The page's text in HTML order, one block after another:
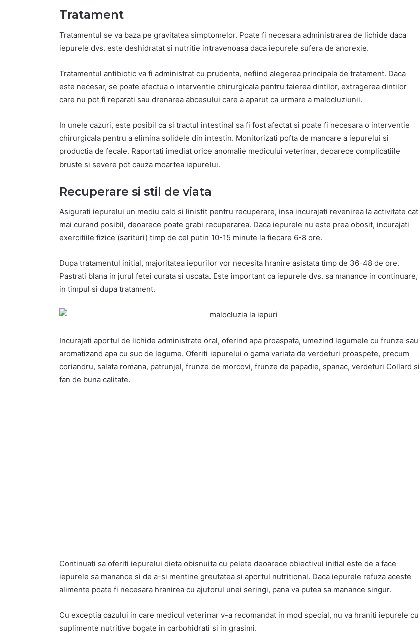
Tratament
Tratamentul se va baza pe gravitatea simptomelor. Poate fi necesara administrarea de lichide daca
iepurele dvs. este deshidratat si nutritie intravenoasa daca iepurele sufera de anorexie.
Tratamentul antibiotic va fi administrat cu prudenta, nefiind alegerea principala de tratament. Daca
este necesar, se poate efectua o interventie chirurgicala pentru taierea dintilor, extragerea dintilor
care nu pot fi reparati sau drenarea abcesului care a aparut ca urmare a malocluziunii.
In unele cazuri, este posibil ca si tractul intestinal sa fi fost afectat si poate fi necesara o interventie
chirurgicala pentru a elimina solidele din intestin. Monitorizati pofta de mancare a iepurelui si
productia de fecale. Raportati imediat orice anomalie medicului veterinar, deoarece complicatiile
bruste si severe pot cauza moartea iepurelui.
Recuperare si stil de viata
Asigurati iepurelui un mediu cald si linistit pentru recuperare, insa incurajati revenirea la activitate cat
mai curand posibil, deoarece poate grabi recuperarea. Daca iepurele nu este prea obosit, incurajati
exercitiile fizice (sarituri) timp de cel putin 10-15 minute la fiecare 6-8 ore.
Dupa tratamentul initial, majoritatea iepurilor vor necesita hranire asistata timp de 36-48 de ore.
Pastrati blana in jurul fetei curata si uscata. Este important ca iepurele dvs. sa manance in continuare,
in timpul si dupa tratament.
Incurajati aportul de lichide administrate oral, oferind apa proaspata, umezind legumele cu frunze sau
aromatizand apa cu suc de legume. Oferiti iepurelui o gama variata de verdeturi proaspete, precum
coriandru, salata romana, patrunjel, frunze de morcovi, frunze de papadie, spanac, verdeturi Collard si
fan de buna calitate.
Continuati sa oferiti iepurelui dieta obisnuita cu pelete deoarece obiectivul initial este de a face
iepurele sa manance si de a-si mentine greutatea si aportul nutritional. Daca iepurele refuza aceste
alimente poate fi necesara hranirea cu ajutorul unei seringi, pana va putea sa manance singur.
Cu exceptia cazului in care medicul veterinar v-a recomandat in mod special, nu va hraniti iepurele cu
suplimente nutritive bogate in carbohidrati si in grasimi.